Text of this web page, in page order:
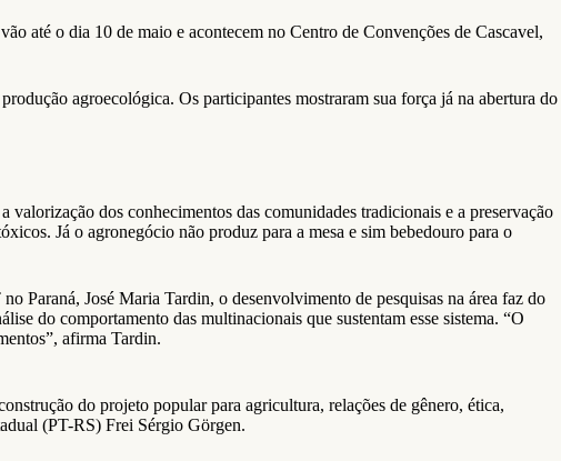
até o dia 10 de maio e acontecem no Centro de Convenções de Cascavel,
agroecológica. Os participantes mostraram sua força já na abertura do
dos conhecimentos das comunidades tradicionais e a preservação
Já o agronegócio não produz para a mesa e sim bebedouro para o
Paraná, José Maria Tardin, o desenvolvimento de pesquisas na área faz do
do comportamento das multinacionais que sustentam esse sistema. “O
afirma Tardin.
do projeto popular para agricultura, relações de gênero, ética,
(PT-RS) Frei Sérgio Görgen.